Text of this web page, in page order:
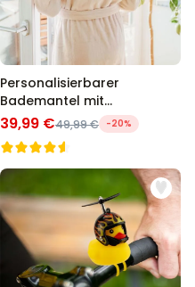
Personalisierbarer
Bademantel mit
Monogramm
39,99 €49,99 € -20%